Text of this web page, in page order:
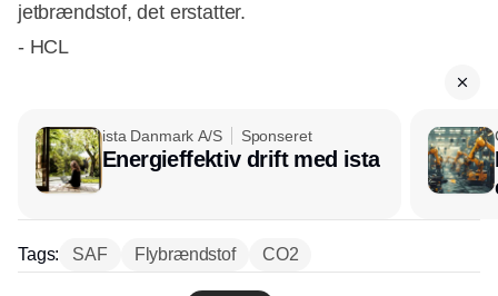
jetbrændstof, det erstatter.
- HCL
ista Danmark A/S Sponseret
Energieffektiv drift med ista
Tags: SAF Flybrændstof CO2